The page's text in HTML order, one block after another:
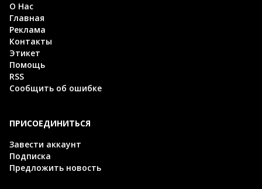
О Нас
Главная
Реклама
Контакты
Этикет
Помощь
RSS
Сообщить об ошибке
ПРИСОЕДИНИТЬСЯ
Завести аккаунт
Подписка
Предложить новость